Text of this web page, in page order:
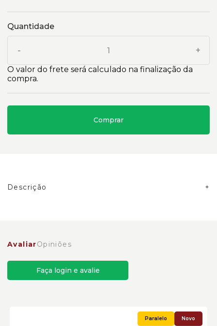
Quantidade
- +
O valor do frete será calculado na finalização da
compra.
Comprar
Descrição
AvaliarOpiniões
Faça login e avalie
Novo